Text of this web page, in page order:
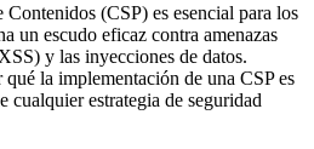
(CSP) es esencial para los
un escudo eficaz contra amenazas
y las inyecciones de datos.
la implementación de una CSP es
cualquier estrategia de seguridad